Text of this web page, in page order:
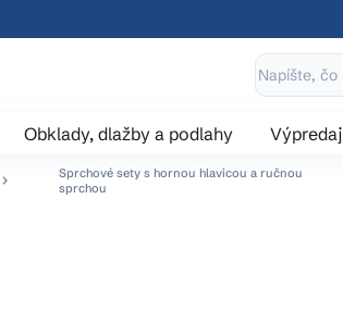
Obklady, dlažby a podlahy Výpredaj
Sprchové sety s hornou hlavicou a ručnou
sprchou